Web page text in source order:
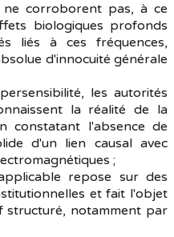
ne corroborent pas, à ce
biologiques profonds
liés à ces fréquences,
d'innocuité générale
les autorités
la réalité de la
constatant l'absence de
d'un lien causal avec
;
repose sur des
et fait l'objet
structuré, notamment par